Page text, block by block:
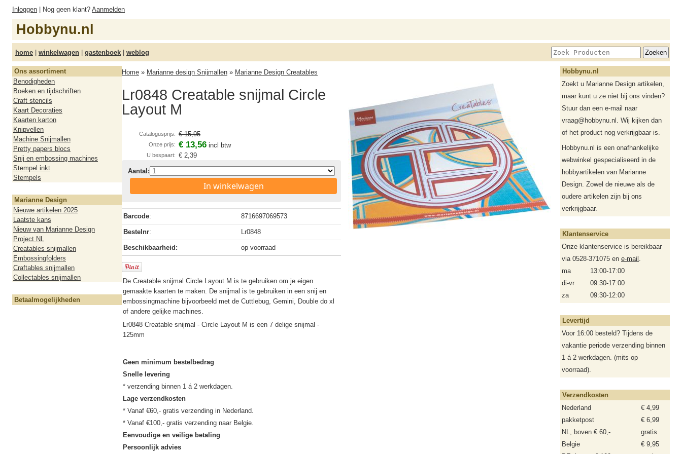
Inloggen | Nog geen klant? Aanmelden
Hobbynu.nl
home | winkelwagen | gastenboek | weblog
Ons assortiment
Benodigheden
Boeken en tijdschriften
Craft stencils
Kaart Decoraties
Kaarten karton
Knipvellen
Machine Snijmallen
Pretty papers blocs
Snij en embossing machines
Stempel inkt
Stempels
Marianne Design
Nieuwe artikelen 2025
Laatste kans
Nieuw van Marianne Design
Project NL
Creatables snijmallen
Embossingfolders
Craftables snijmallen
Collectables snijmallen
Betaalmogelijkheden
Home » Marianne design Snijmallen » Marianne Design Creatables
Lr0848 Creatable snijmal Circle
Layout M
Catalogusprijs: € 15,95
Onze prijs: € 13,56 incl btw
U bespaart: € 2,39
Aantal:
In winkelwagen
Barcode: 8716697069573
Bestelnr: Lr0848
Beschikbaarheid: op voorraad
De Creatable snijmal Circle Layout M is te gebruiken om je eigen
gemaakte kaarten te maken. De snijmal is te gebruiken in een snij en
embossingmachine bijvoorbeeld met de Cuttlebug, Gemini, Double do xl
of andere gelijke machines.
Lr0848 Creatable snijmal - Circle Layout M is een 7 delige snijmal -
125mm
Geen minimum bestelbedrag
Snelle levering
Lage verzendkosten
* Vanaf €60,- gratis verzending in Nederland.
Eenvoudige en veilige betaling
Persoonlijk advies
Hobbynu.nl
Zoekt u Marianne Design artikelen,
maar kunt u ze niet bij ons vinden?
Stuur dan een e-mail naar
vraag@hobbynu.nl. Wij kijken dan
of het product nog verkrijgbaar is.
Hobbynu.nl is een onafhankelijke
webwinkel gespecialiseerd in de
hobbyartikelen van Marianne
Design. Zowel de nieuwe als de
oudere artikelen zijn bij ons
verkrijgbaar.
Klantenservice
Onze klantenservice is bereikbaar
via 0528-371075 en e-mail .
ma
13:00-17:00
di-vr
09:30-17:00
za
09:30-12:00
Levertijd
Voor 16:00 besteld? Tijdens de
vakantie periode verzending binnen
1 á 2 werkdagen. (mits op
voorraad).
Verzendkosten
Nederland
€ 4,99
pakketpost
€ 6,99
NL, boven € 60,-
gratis
Belgie
€ 9,95